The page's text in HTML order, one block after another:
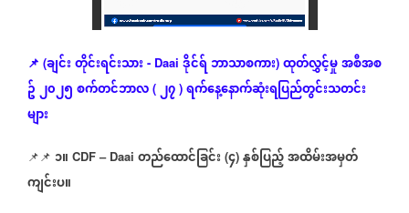
📌 (ချင်းတိုင်းရင်းသား - Daai ဒိုင်ရ်ဘာသာစကား) ထုတ်လွှင့်မှုအစီအစ
ဥ်၂၀၂၅စက်တင်ဘာလ ( ၂၇ ) ရက်နေ့နောက်ဆုံးရပြည်တွင်းသတင်း
များ
📌📌 ၁။ CDF – Daai တည်ထောင်ခြင်း (၄) နှစ်ပြည့်အထိမ်းအမှတ်
ကျင်းပ။